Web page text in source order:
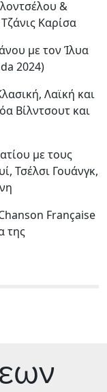
&
Καρίσα
με τον Ίλυα
2024)
Λαϊκή και
Βίλντσουτ και
με τους
Τσέλσι Γουάνγκ,
Française
της